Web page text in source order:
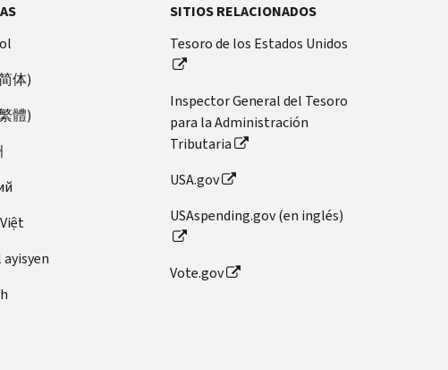
体)
體)
SITIOS RELACIONADOS
Tesoro de los Estados Unidos
Inspector General del Tesoro
para la Administración
Tributaria
USA.gov
USAspending.gov (en inglés)
Vote.gov